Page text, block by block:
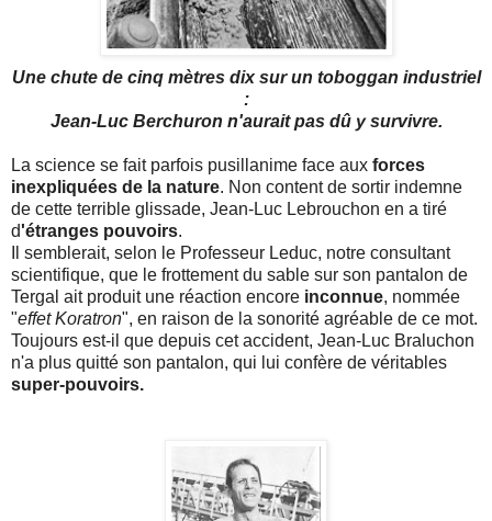
Une chute de cinq mètres dix sur un toboggan industriel
:
Jean-Luc Berchuron n'aurait pas dû y survivre.
La science se fait parfois pusillanime face aux forces
inexpliquées de la nature. Non content de sortir indemne
de cette terrible glissade, Jean-Luc Lebrouchon en a tiré
d'étranges pouvoirs.
Il semblerait, selon le Professeur Leduc, notre consultant
scientifique, que le frottement du sable sur son pantalon de
Tergal ait produit une réaction encore inconnue, nommée
"effet Koratron", en raison de la sonorité agréable de ce mot.
Toujours est-il que depuis cet accident, Jean-Luc Braluchon
n'a plus quitté son pantalon, qui lui confère de véritables
super-pouvoirs.